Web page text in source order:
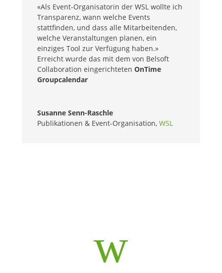
«Als Event-Organisatorin der WSL wollte ich
Transparenz, wann welche Events
stattfinden, und dass alle Mitarbeitenden,
welche Veranstaltungen planen, ein
einziges Tool zur Verfügung haben.»
Erreicht wurde das mit dem von Belsoft
Collaboration eingerichteten OnTime
Groupcalendar
Susanne Senn-Raschle
Publikationen & Event-Organisation, WSL
w